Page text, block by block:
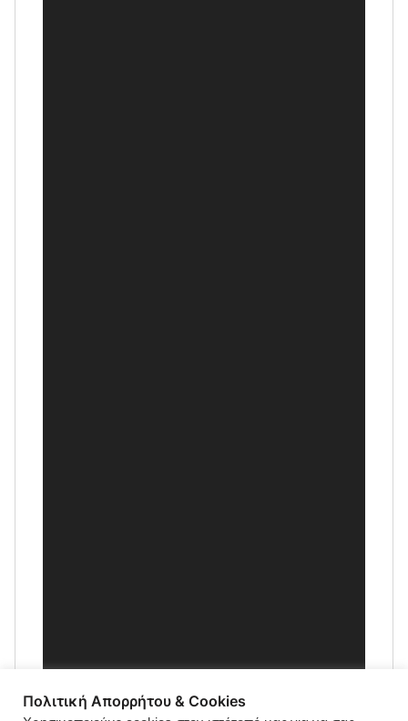
Πολιτική Απορρήτου & Cookies